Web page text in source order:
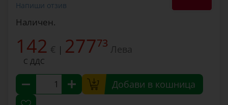
Напиши отзив
Наличен.
142 € | 27773 Лева
С ДДС
Добави в кошница